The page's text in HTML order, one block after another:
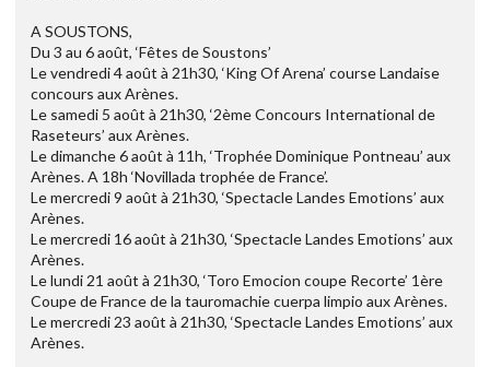
A SOUSTONS,
Du 3 au 6 août, ‘Fêtes de Soustons’
Le vendredi 4 août à 21h30, ‘King Of Arena’ course Landaise
concours aux Arènes.
Le samedi 5 août à 21h30, ‘2ème Concours International de
Raseteurs’ aux Arènes.
Le dimanche 6 août à 11h, ‘Trophée Dominique Pontneau’ aux
Arènes. A 18h ‘Novillada trophée de France’.
Le mercredi 9 août à 21h30, ‘Spectacle Landes Emotions’ aux
Arènes.
Le mercredi 16 août à 21h30, ‘Spectacle Landes Emotions’ aux
Arènes.
Le lundi 21 août à 21h30, ‘Toro Emocion coupe Recorte’ 1ère
Coupe de France de la tauromachie cuerpa limpio aux Arènes.
Le mercredi 23 août à 21h30, ‘Spectacle Landes Emotions’ aux
Arènes.